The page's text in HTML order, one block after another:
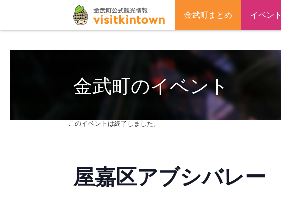
金武町まとめ イベント
金武町のイベント
このイベントは終了しました。
屋嘉区アブシバレー